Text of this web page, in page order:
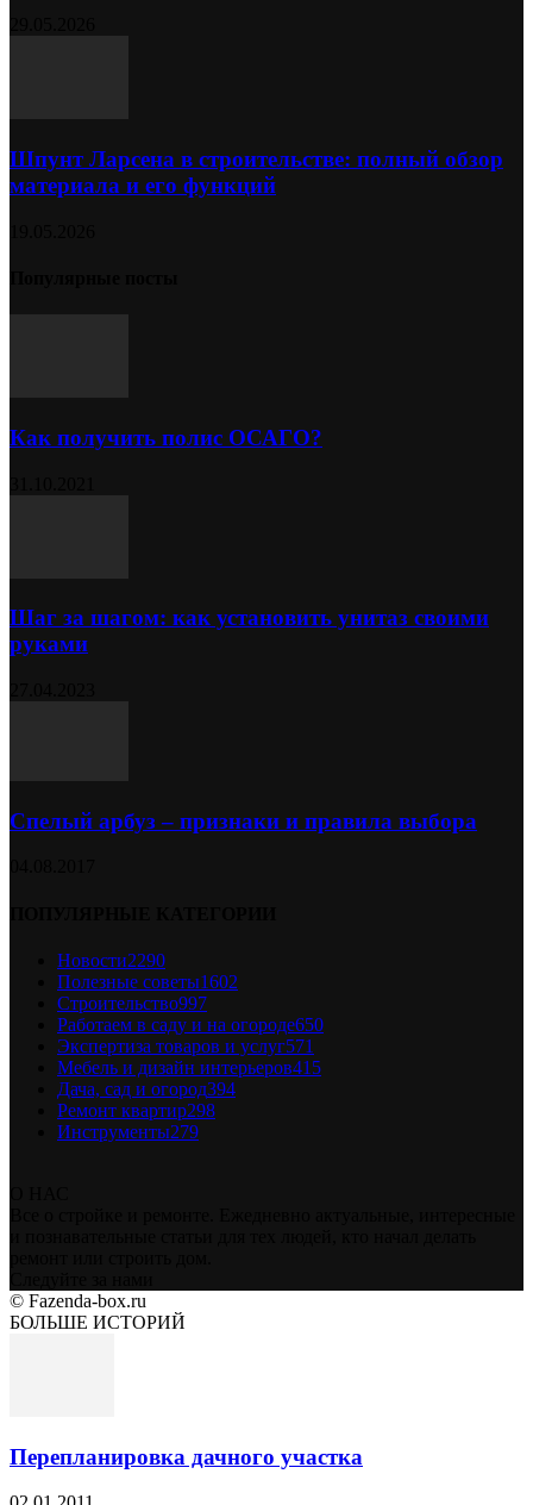
Шпунт Ларсена в строительстве: полный обзор
материала и его функций
Как получить полис ОСАГО?
Шаг за шагом: как установить унитаз своими
руками
Спелый арбуз – признаки и правила выбора
Новости2290
Полезные советы1602
Строительство997
Работаем в саду и на огороде650
Экспертиза товаров и услуг571
Мебель и дизайн интерьеров415
Дача, сад и огород394
Ремонт квартир298
Инструменты279
© Fazenda-box.ru
БОЛЬШЕ ИСТОРИЙ
Перепланировка дачного участка